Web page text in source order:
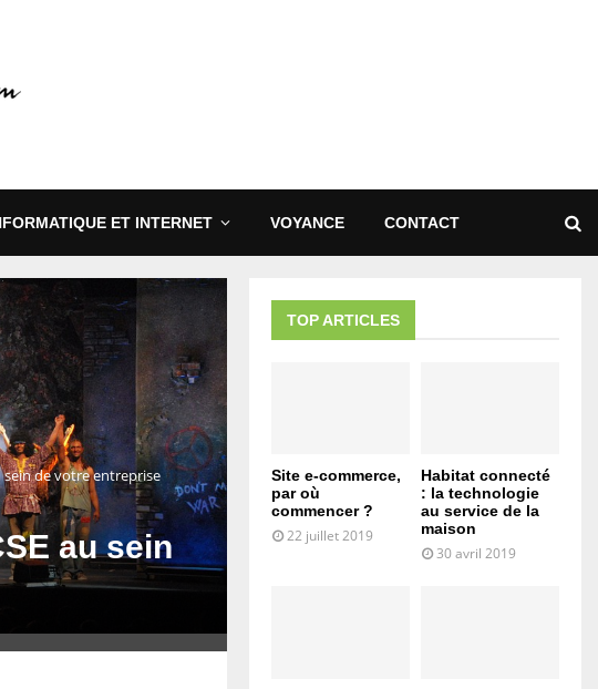
ET INTERNET VOYANCE CONTACT
sein de votre entreprise
au sein
TOP ARTICLES
Site e-commerce,
par où
commencer ?
22 juillet 2019
Habitat connecté
: la technologie
au service de la
maison
30 avril 2019